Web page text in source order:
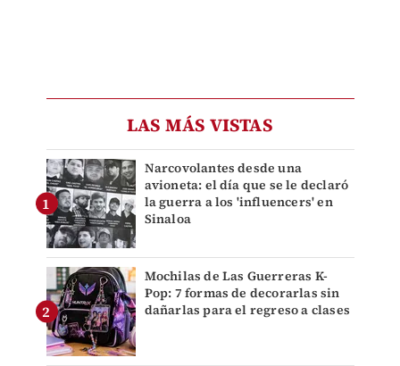
LAS MÁS VISTAS
Narcovolantes desde una
avioneta: el día que se le declaró
la guerra a los 'influencers' en
Sinaloa
Mochilas de Las Guerreras K-
Pop: 7 formas de decorarlas sin
dañarlas para el regreso a clases